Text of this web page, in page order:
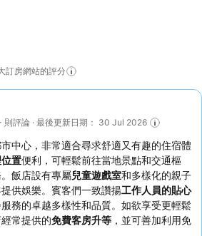
訂房網站的評分
評論 · 最後更新日期： 30 Jul 2026
中心，非常適合尋求舒適又有趣的住宿體
置便利，可輕鬆前往當地景點和交通樞
飯店設有專屬兒童遊戲室和多樣化的親子
供娛樂。賓客們一致讚揚工作人員的貼心
務的卓越多樣性和品質。如欲享受更輕鬆
常提供的免費客房升等 ，並可善加利用免